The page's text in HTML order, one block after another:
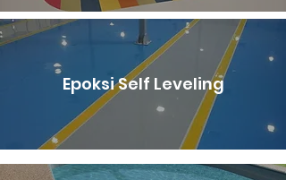
Epoksi Self Leveling